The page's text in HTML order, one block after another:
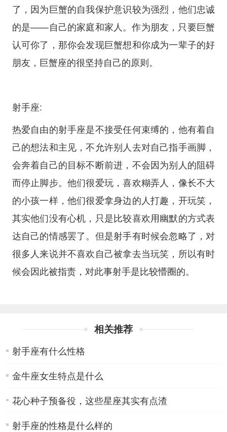
了，因为巨蟹的自我保护意识较为强烈，他们忠诚
的是——自己的家庭和家人。作为朋友，只要巨蟹
认可你了，那你会发现巨蟹想和你成为一辈子的好
朋友，巨蟹座的很坚持自己的原则。
射手座:
热爱自由的射手座是不接受任何束缚的，他有着自
己的想法和主见，不允许别人去对自己指手画脚，
会奔着自己的目标不断前进，不会因为别人的阻碍
而停止脚步。他们很爱玩，喜欢糊弄人，像长不大
的小孩一样，他们很爱拿身边的人打趣，开玩笑，
其实他们没有心机，只是比较喜欢用幽默的方式表
达自己的情感罢了。但是射手有时候会忽略了，对
很多人来说并不喜欢自己被拿去当玩笑，所以有时
候会因此被指责，对此事射手是比较懵圈的。
相关推荐
射手座有什么性格
金牛座女生特点是什么
花心种子预备役，这些星座其实有点渣
射手座的性格是什么样的